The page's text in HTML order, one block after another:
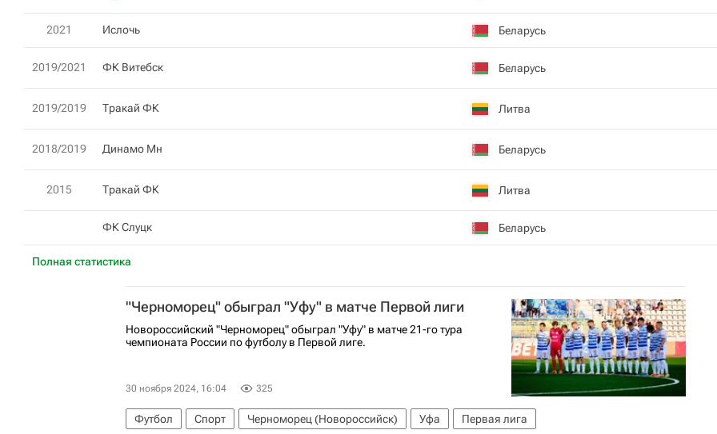
Полная статистика
2021 Ислочь Беларусь
2019/2021 ФК Витебск Беларусь
2019/2019 Тракай ФК Литва
2018/2019 Динамо Мн Беларусь
2015 Тракай ФК Литва
ФК Слуцк Беларусь
"Черноморец" обыграл "Уфу" в матче Первой лиги
Новороссийский "Черноморец" обыграл "Уфу" в матче 21-го тура
чемпионата России по футболу в Первой лиге.
30 ноября 2024, 16:04 325
Футбол Спорт Черноморец (Новороссийск) Уфа Первая лига